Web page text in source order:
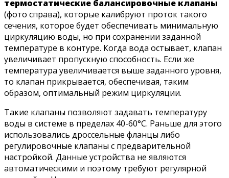
термостатические балансировочные клапаны
(фото справа), которые калибруют проток такого
сечения, которое будет обеспечивать минимальную
циркуляцию воды, но при сохранении заданной
температуре в контуре. Когда вода остывает, клапан
увеличивает пропускную способность. Если же
температура увеличивается выше заданного уровня,
то клапан прикрывается, обеспечивая, таким
образом, оптимальный режим циркуляции.
Такие клапаны позволяют задавать температуру
воды в системе в пределах 40-60°С. Раньше для этого
использовались дроссельные фланцы либо
регулировочные клапаны с предварительной
настройкой. Данные устройства не являются
автоматическими и поэтому требуют регулярной